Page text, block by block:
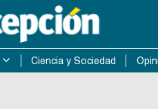
Ciencia y Sociedad